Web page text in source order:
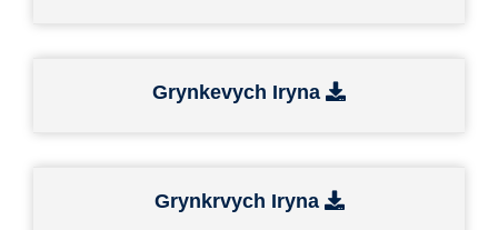
Grynkevych Iryna
Grynkrvych Iryna